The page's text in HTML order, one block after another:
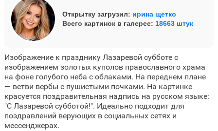
Открытку загрузил: ирина щетко
Всего картинок в галерее: 18663 штук
Изображение к празднику Лазаревой субботе с
изображением золотых куполов православного храма
на фоне голубого неба с облаками. На переднем плане
— ветви вербы с пушистыми почками. На картинке
красуется поздравительная надпись на русском языке:
"С Лазаревой субботой!". Идеально подходит для
поздравлений верующих в социальных сетях и
мессенджерах.